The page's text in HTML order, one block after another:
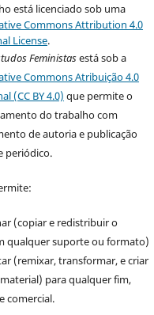
está licenciado sob uma
Commons Attribution 4.0
License.
Feministasestá sob a
Commons Atribuição 4.0
(CC BY 4.0) que permite o
do trabalho com
de autoria e publicação
periódico.
(copiar e redistribuir o
qualquer suporte ou formato)
(remixar, transformar, e criar
para qualquer fim,
comercial.